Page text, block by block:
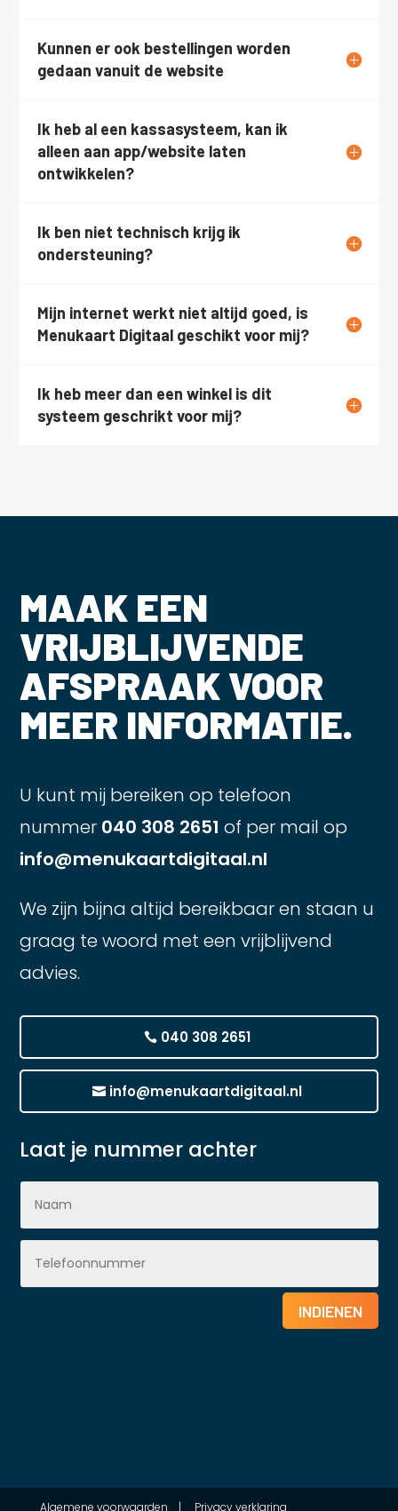
Kunnen er ook bestellingen worden
gedaan vanuit de website
Ik heb al een kassasysteem, kan ik
alleen aan app/website laten
ontwikkelen?
Ik ben niet technisch krijg ik
ondersteuning?
Mijn internet werkt niet altijd goed, is
Menukaart Digitaal geschikt voor mij?
Ik heb meer dan een winkel is dit
systeem geschrikt voor mij?
MAAK EEN
VRIJBLIJVENDE
AFSPRAAK VOOR
MEER INFORMATIE.
U kunt mij bereiken op telefoon
nummer 040 308 2651 of per mail op
info@menukaartdigitaal.nl
We zijn bijna altijd bereikbaar en staan u
graag te woord met een vrijblijvend
advies.
040 308 2651
info@menukaartdigitaal.nl
Laat je nummer achter
INDIENEN
Algemene voorwaarden | Privacy verklaring